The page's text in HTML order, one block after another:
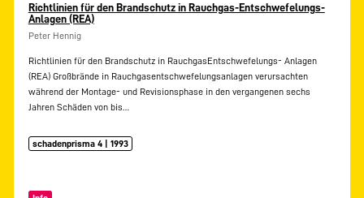
Richtlinien für den Brandschutz in Rauchgas-Entschwefelungs-
Anlagen (REA)
Peter Hennig
Richtlinien für den Brandschutz in RauchgasEntschwefelungs- Anlagen
(REA) Großbrände in Rauchgasentschwefelungsanlagen verursachten
während der Montage- und Revisionsphase in den vergangenen sechs
Jahren Schäden von bis…
schadenprisma 4 | 1993